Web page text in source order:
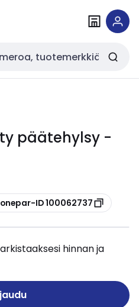
päätehylsy -
ID 100062737
hinnan ja